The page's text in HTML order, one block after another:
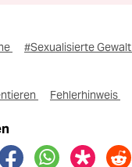
#Sexualisierte Gewalt
Fehlerhinweis